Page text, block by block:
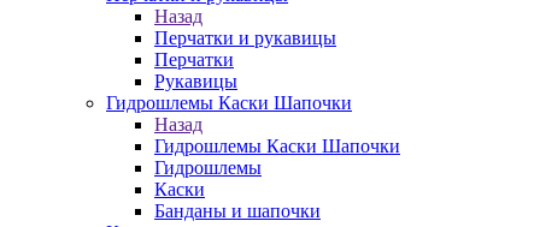
Назад
Перчатки и рукавицы
Перчатки
Рукавицы
Гидрошлемы Каски Шапочки
Назад
Гидрошлемы Каски Шапочки
Гидрошлемы
Каски
Банданы и шапочки